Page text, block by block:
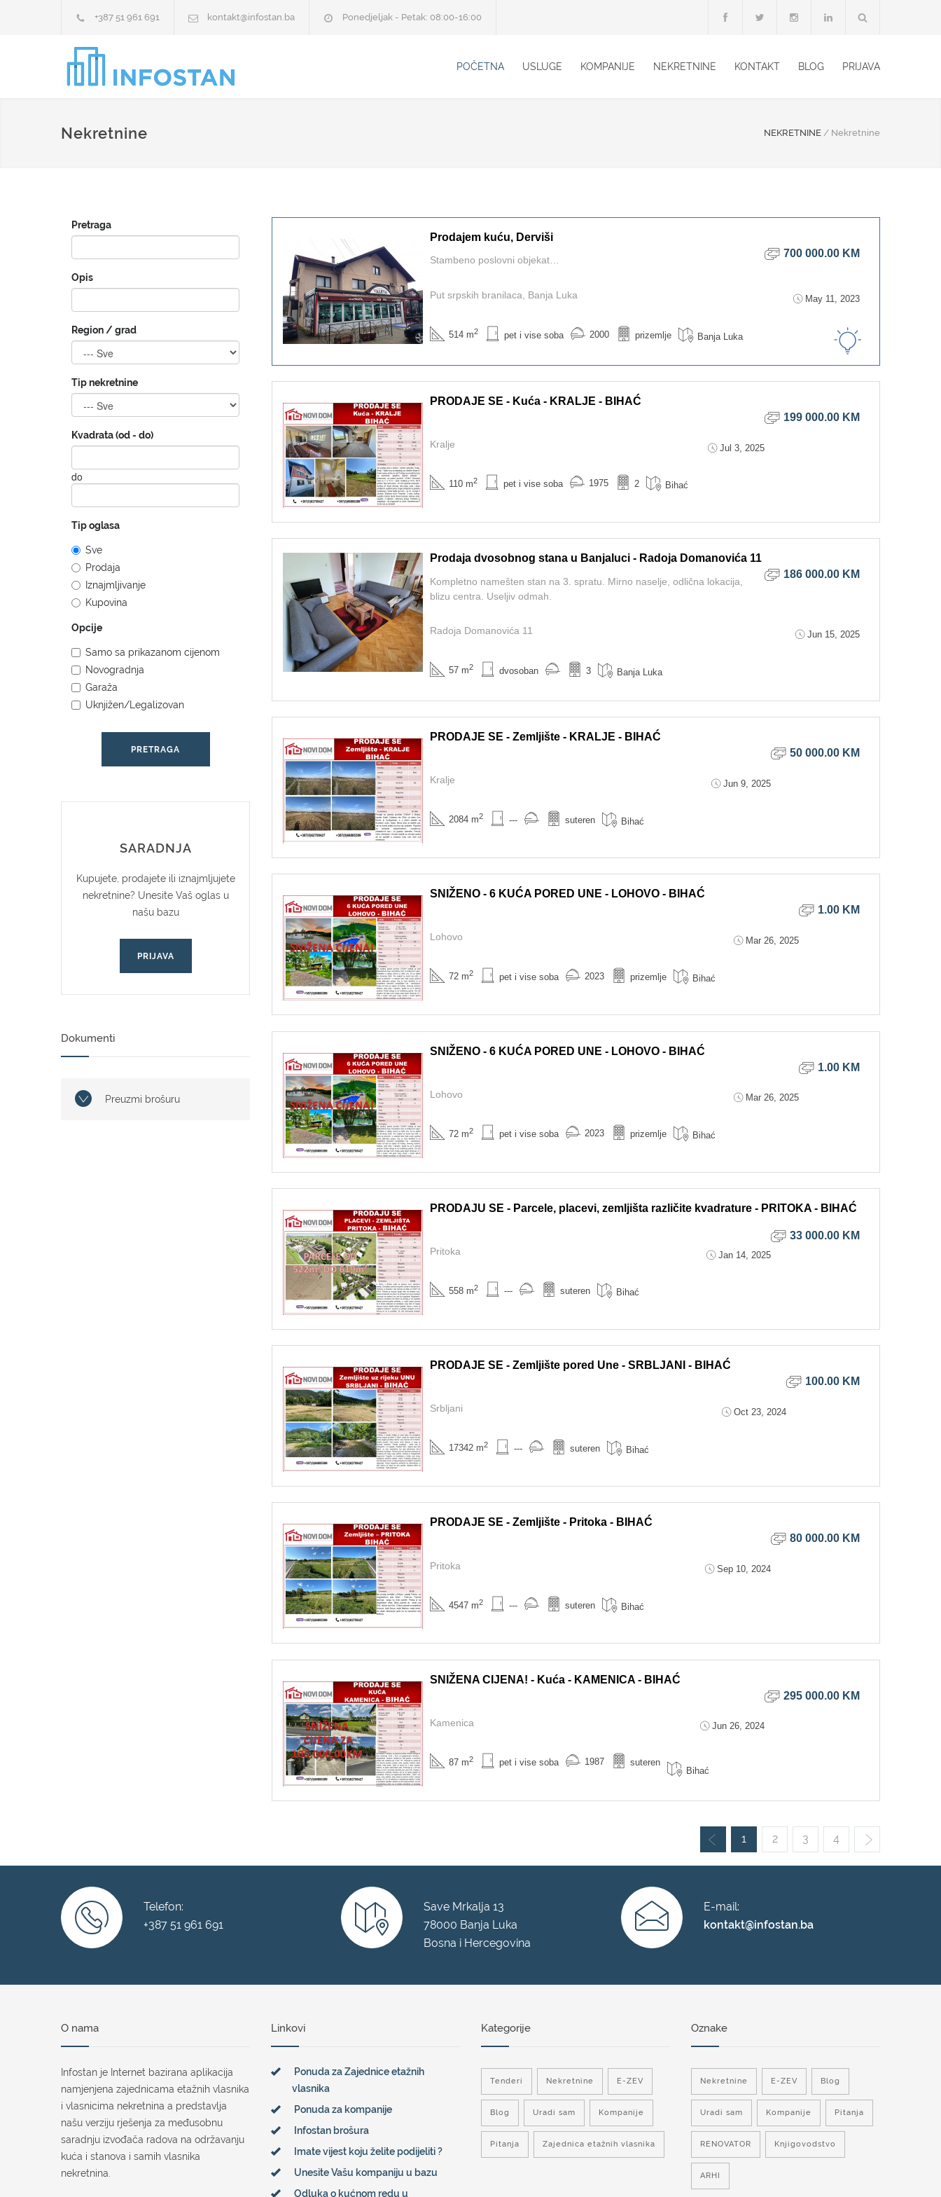
+387 51 961 691 kontakt@infostan.ba Ponedjeljak - Petak: 08:00-16:00
POČETNA USLUGE KOMPANIJE NEKRETNINE KONTAKT BLOG PRIJAVA
Nekretnine NEKRETNINE / Nekretnine
Pretraga
Opis
Region / grad
Tip nekretnine
Kvadrata (od - do)
do
Tip oglasa
Sve
Prodaja
Iznajmljivanje
Kupovina
Opcije
Samo sa prikazanom cijenom
Novogradnja
Garaža
Uknjižen/Legalizovan
SARADNJA
Kupujete, prodajete ili iznajmljujete
nekretnine? Unesite Vaš oglas u
našu bazu
PRIJAVA
Dokumenti
Preuzmi brošuru
Prodajem kuću, Derviši
700 000.00 KM
Stambeno poslovni objekat…
May 11, 2023
Put srpskih branilaca, Banja Luka
514 m2 pet i vise soba 2000 prizemlje Banja Luka
PRODAJE SE - Kuća - KRALJE - BIHAĆ
199 000.00 KM
Jul 3, 2025
Kralje
110 m2 pet i vise soba 1975 2 Bihać
Prodaja dvosobnog stana u Banjaluci - Radoja Domanovića 11
186 000.00 KM
Kompletno namešten stan na 3. spratu. Mirno naselje, odlična lokacija,
blizu centra. Useljiv odmah.
Jun 15, 2025
Radoja Domanovića 11
57 m2 dvosoban 3 Banja Luka
PRODAJE SE - Zemljište - KRALJE - BIHAĆ
50 000.00 KM
Jun 9, 2025
Kralje
2084 m2 --- suteren Bihać
SNIŽENO - 6 KUĆA PORED UNE - LOHOVO - BIHAĆ
1.00 KM
Mar 26, 2025
Lohovo
72 m2 pet i vise soba 2023 prizemlje Bihać
SNIŽENO - 6 KUĆA PORED UNE - LOHOVO - BIHAĆ
1.00 KM
Mar 26, 2025
Lohovo
72 m2 pet i vise soba 2023 prizemlje Bihać
PRODAJU SE - Parcele, placevi, zemljišta različite kvadrature - PRITOKA - BIHAĆ
33 000.00 KM
Jan 14, 2025
Pritoka
558 m2 --- suteren Bihać
PRODAJE SE - Zemljište pored Une - SRBLJANI - BIHAĆ
100.00 KM
Oct 23, 2024
Srbljani
17342 m2 --- suteren Bihać
PRODAJE SE - Zemljište - Pritoka - BIHAĆ
80 000.00 KM
Sep 10, 2024
Pritoka
4547 m2 --- suteren Bihać
SNIŽENA CIJENA! - Kuća - KAMENICA - BIHAĆ
295 000.00 KM
Jun 26, 2024
Kamenica
87 m2 pet i vise soba 1987
suteren
Bihać
1 2 3 4
Telefon:
+387 51 961 691
Save Mrkalja 13
78000 Banja Luka
Bosna i Hercegovina
E-mail:
kontakt@infostan.ba
O nama
Infostan je Internet bazirana aplikacija
namjenjena zajednicama etažnih vlasnika
i vlasnicima nekretnina a predstavlja
našu verziju rješenja za međusobnu
saradnju izvođača radova na održavanju
kuća i stanova i samih vlasnika
nekretnina.
Linkovi
Ponuda za Zajednice etažnih
vlasnika
Ponuda za kompanije
Infostan brošura
Imate vijest koju želite podijeliti ?
Unesite Vašu kompaniju u bazu
Odluka o kućnom redu u
Kategorije
Tenderi Nekretnine E-ZEV
Blog Uradi sam Kompanije
Pitanja Zajednica etažnih vlasnika
Oznake
Nekretnine E-ZEV Blog
Uradi sam Kompanije Pitanja
RENOVATOR Knjigovodstvo
ARHI